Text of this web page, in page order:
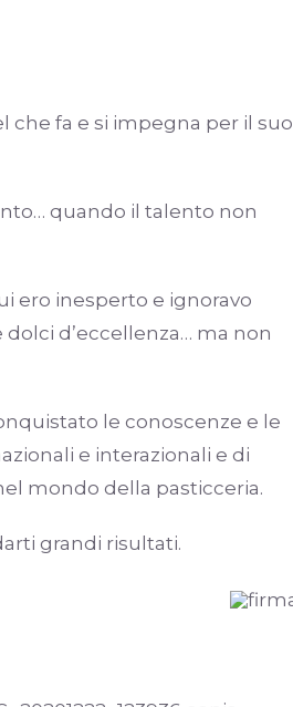
che fa e si impegna per il suo
quando il talento non
ero inesperto e ignoravo
d’eccellenza… ma non
le conoscenze e le
e interazionali e di
mondo della pasticceria.
grandi risultati.